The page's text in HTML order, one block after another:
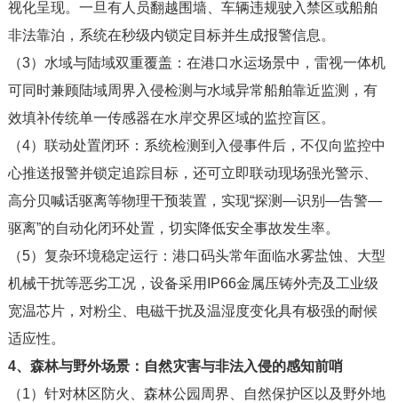
视化呈现。一旦有人员翻越围墙、车辆违规驶入禁区或船舶
非法靠泊，系统在秒级内锁定目标并生成报警信息。
（3） 水域与陆域双重覆盖：在港口水运场景中，雷视一体机
可同时兼顾陆域周界入侵检测与水域异常船舶靠近监测，有
效填补传统单一传感器在水岸交界区域的监控盲区。
（4） 联动处置闭环：系统检测到入侵事件后，不仅向监控中
心推送报警并锁定追踪目标，还可立即联动现场强光警示、
高分贝喊话驱离等物理干预装置，实现“探测—识别—告警—
驱离”的自动化闭环处置，切实降低安全事故发生率。
（5） 复杂环境稳定运行：港口码头常年面临水雾盐蚀、大型
机械干扰等恶劣工况，设备采用IP66金属压铸外壳及工业级
宽温芯片，对粉尘、电磁干扰及温湿度变化具有极强的耐候
适应性。
4、森林与野外场景：自然灾害与非法入侵的感知前哨
（1） 针对林区防火、森林公园周界、自然保护区以及野外地